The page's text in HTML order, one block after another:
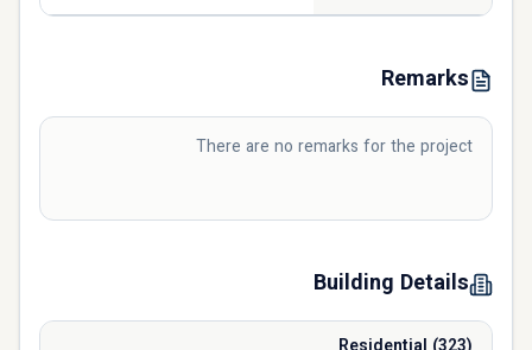
Remarks
There are no remarks for the project
Building Details